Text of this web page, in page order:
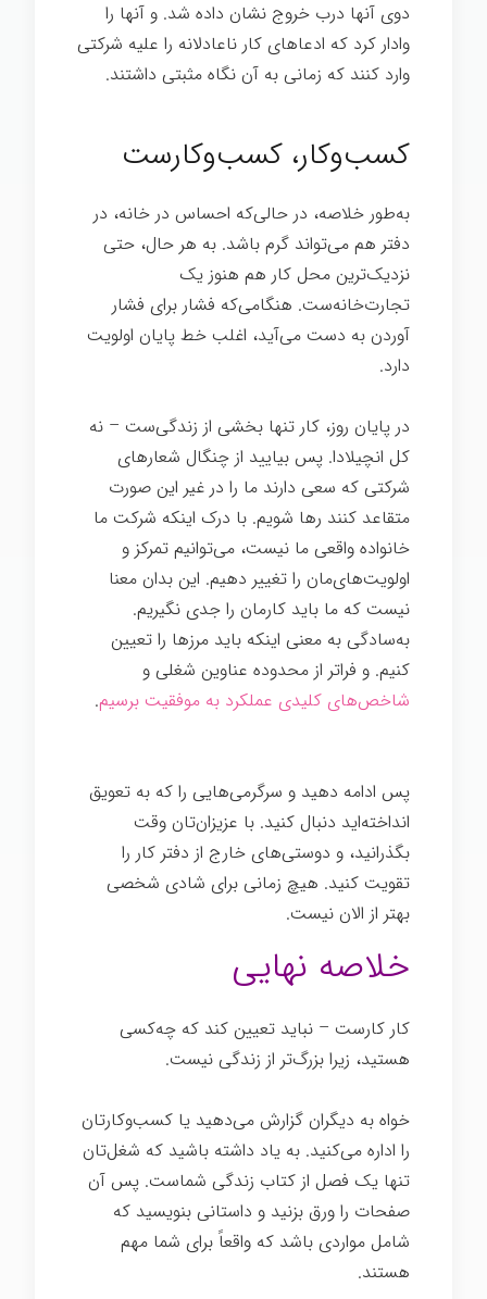
دوی آنها درب خروج نشان داده شد. و آنها را
وادار کرد که ادعاهای کار ناعادلانه را علیه شرکتی
وارد کنند که زمانی به آن نگاه مثبتی داشتند.
کسب‌وکار، کسب‌وکارست
به‌طور خلاصه، در حالی‌که احساس در خانه، در
دفتر هم می‌تواند گرم باشد. به هر حال، حتی
نزدیک‌ترین محل کار هم هنوز یک
تجارت‌خانه‌ست. هنگامی‌که فشار برای فشار
آوردن به دست می‌آید، اغلب خط پایان اولویت
دارد.
در پایان روز، کار تنها بخشی از زندگی‌ست – نه
کل انچیلادا. پس بیایید از چنگال شعارهای
شرکتی که سعی دارند ما را در غیر این صورت
متقاعد کنند رها شویم. با درک اینکه شرکت ما
خانواده واقعی ما نیست، می‌توانیم تمرکز و
اولویت‌های‌مان را تغییر دهیم. این بدان معنا
نیست که ما باید کارمان را جدی نگیریم.
به‌سادگی به معنی اینکه باید مرزها را تعیین
کنیم. و فراتر از محدوده عناوین شغلی و
شاخص‌های کلیدی عملکرد به موفقیت برسیم.
پس ادامه دهید و سرگرمی‌هایی را که به تعویق
انداخته‌اید دنبال کنید. با عزیزان‌تان وقت
بگذرانید، و دوستی‌های خارج از دفتر کار را
تقویت کنید. هیچ زمانی برای شادی شخصی
بهتر از الان نیست.
خلاصه نهایی
کار کارست – نباید تعیین کند که چه‌کسی
هستید، زیرا بزرگ‌تر از زندگی نیست.
خواه به دیگران گزارش می‌دهید یا کسب‌وکارتان
را اداره می‌کنید. به یاد داشته باشید که شغل‌تان
تنها یک فصل از کتاب زندگی شماست. پس آن
صفحات را ورق بزنید و داستانی بنویسید که
شامل مواردی باشد که واقعاً برای شما مهم
هستند.